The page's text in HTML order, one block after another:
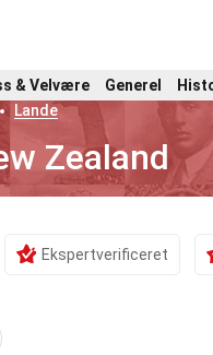
& Velvære Generel
Lande
Zealand
Ekspertverificeret